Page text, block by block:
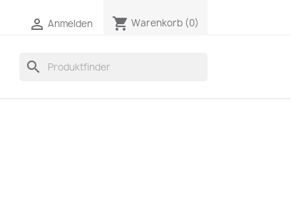
 Anmelden shopping_cart Warenkorb (0)
search